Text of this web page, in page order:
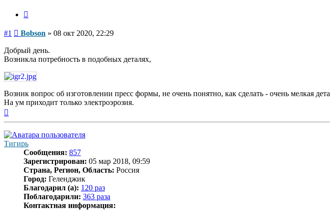
#1 Сообщение
Bobson » 08 окт 2020, 22:29
Добрый день.
Возникла потребность в подобных деталях,
Возник вопрос об изготовлении пресс формы, не очень понятно, как сделать - очень мелкая
На ум приходит только электроэрозия.
Тигирь
Сообщения: 857
Зарегистрирован: 05 мар 2018, 09:59
Страна, Регион, Область: Россия
Город: Геленджик
Благодарил (а): 120 раз
Поблагодарили: 363 раза
Контактная информация: